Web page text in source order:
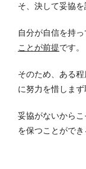
そ、決して妥協を
自分が自信を持っ
ことが前提です。
そのため、ある
に努力を惜しまず
妥協がないから
を保つことができ